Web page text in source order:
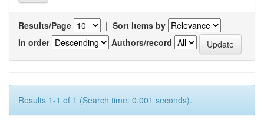
Results/Page | Sort items by
In order
Authors/record
Results 1-1 of 1 (Search time: 0.001 seconds).